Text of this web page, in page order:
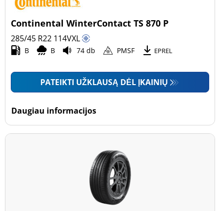
Continental WinterContact TS 870 P
285/45 R22 114VXL
B B 74 db PMSF EPREL
PATEIKTI UŽKLAUSĄ DĖL ĮKAINIŲ
Daugiau informacijos